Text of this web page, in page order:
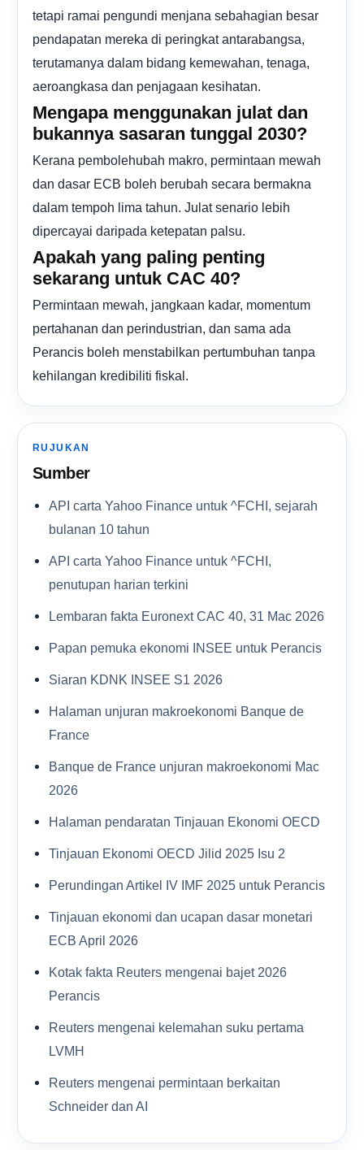
tetapi ramai pengundi menjana sebahagian besar
pendapatan mereka di peringkat antarabangsa,
terutamanya dalam bidang kemewahan, tenaga,
aeroangkasa dan penjagaan kesihatan.
Mengapa menggunakan julat dan
bukannya sasaran tunggal 2030?
Kerana pembolehubah makro, permintaan mewah
dan dasar ECB boleh berubah secara bermakna
dalam tempoh lima tahun. Julat senario lebih
dipercayai daripada ketepatan palsu.
Apakah yang paling penting
sekarang untuk CAC 40?
Permintaan mewah, jangkaan kadar, momentum
pertahanan dan perindustrian, dan sama ada
Perancis boleh menstabilkan pertumbuhan tanpa
kehilangan kredibiliti fiskal.
RUJUKAN
Sumber
API carta Yahoo Finance untuk ^FCHI, sejarah
bulanan 10 tahun
API carta Yahoo Finance untuk ^FCHI,
penutupan harian terkini
Lembaran fakta Euronext CAC 40, 31 Mac 2026
Papan pemuka ekonomi INSEE untuk Perancis
Siaran KDNK INSEE S1 2026
Halaman unjuran makroekonomi Banque de
France
Banque de France unjuran makroekonomi Mac
2026
Halaman pendaratan Tinjauan Ekonomi OECD
Tinjauan Ekonomi OECD Jilid 2025 Isu 2
Perundingan Artikel IV IMF 2025 untuk Perancis
Tinjauan ekonomi dan ucapan dasar monetari
ECB April 2026
Kotak fakta Reuters mengenai bajet 2026
Perancis
Reuters mengenai kelemahan suku pertama
LVMH
Reuters mengenai permintaan berkaitan
Schneider dan AI